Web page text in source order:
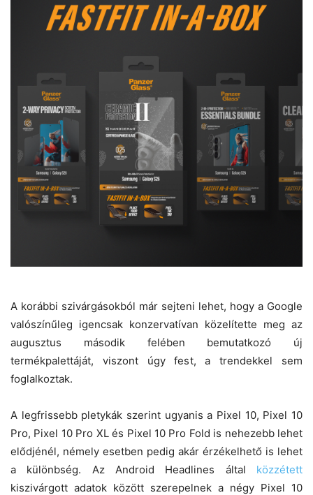
A korábbi szivárgásokból már sejteni lehet, hogy a Google
valószínűleg igencsak konzervatívan közelítette meg az
augusztus második felében bemutatkozó új
termékpalettáját, viszont úgy fest, a trendekkel sem
foglalkoztak.
A legfrissebb pletykák szerint ugyanis a Pixel 10, Pixel 10
Pro, Pixel 10 Pro XL és Pixel 10 Pro Fold is nehezebb lehet
elődjénél, némely esetben pedig akár érzékelhető is lehet
a különbség. Az Android Headlines által közzétett
kiszivárgott adatok között szerepelnek a négy Pixel 10